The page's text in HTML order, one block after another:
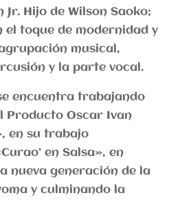
Jr. Hijo de Wilson Saoko;
el toque de modernidad y
musical,
y la parte vocal.
encuentra trabajando
Producto Oscar Ivan
en su trabajo
en Salsa», en
nueva generación de la
y culminando la